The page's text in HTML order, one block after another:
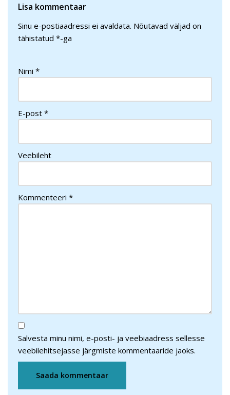
Lisa kommentaar
Sinu e-postiaadressi ei avaldata. Nõutavad väljad on
tähistatud *-ga
Nimi *
E-post *
Veebileht
Kommenteeri *
Salvesta minu nimi, e-posti- ja veebiaadress sellesse
veebilehitsejasse järgmiste kommentaaride jaoks.